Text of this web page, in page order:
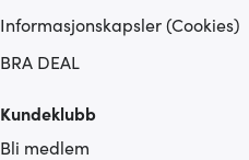
Informasjonskapsler (Cookies)
BRA DEAL
Kundeklubb
Bli medlem